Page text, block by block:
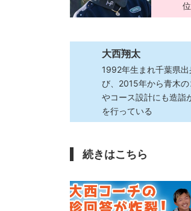
位
大西翔太
1992年生まれ千葉県
び、2015年から青木
やコース設計にも造詣
を行っている
続きはこちら